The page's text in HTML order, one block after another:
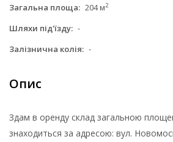
Загальна площа: 204 м2
Шляхи під'їзду: -
Залізнична колія: -
Опис
Здам в оренду склад загальною
знаходиться за адресою: вул.